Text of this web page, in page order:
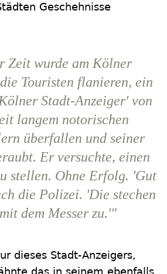
Geschehnisse
Zeit wurde am Kölner
Touristen flanieren, ein
Stadt-Anzeiger' von
langem notorischen
überfallen und seiner
Er versuchte, einen
stellen. Ohne Erfolg. 'Gut
die Polizei. 'Die stechen
dem Messer zu.'"
dieses Stadt-Anzeigers,
das in seinem ebenfalls